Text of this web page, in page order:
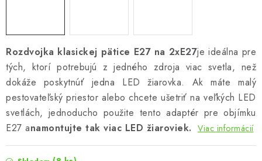
Rozdvojka klasickej pätice E27 na 2xE27je ideálna pre
tých, ktorí potrebujú z jedného zdroja viac svetla, než
dokáže poskytnúť jedna LED žiarovka. Ak máte malý
pestovateľský priestor alebo chcete ušetriť na veľkých LED
svetlách, jednoducho použite tento adaptér pre objímku
E27 anamontujte tak viac LED žiaroviek. Viac informácií